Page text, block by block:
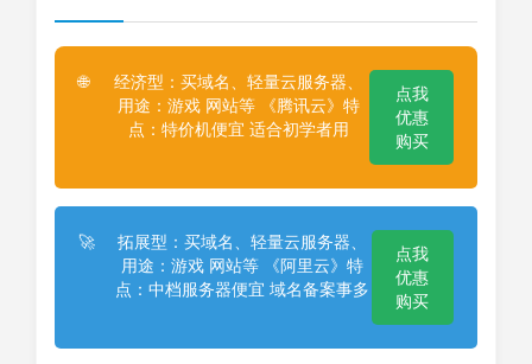
🌐
经济型：买域名、轻量云服务器、
用途：游戏 网站等 《腾讯云》特
点：特价机便宜 适合初学者用
点我
优惠
购买
🚀
拓展型：买域名、轻量云服务器、
用途：游戏 网站等 《阿里云》特
点：中档服务器便宜 域名备案事多
点我
优惠
购买